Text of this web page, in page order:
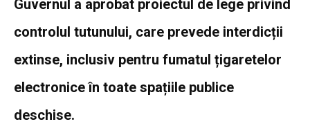
Guvernul a aprobat proiectul de lege privind
controlul tutunului, care prevede interdicții
extinse, inclusiv pentru fumatul țigaretelor
electronice în toate spațiile publice
deschise.